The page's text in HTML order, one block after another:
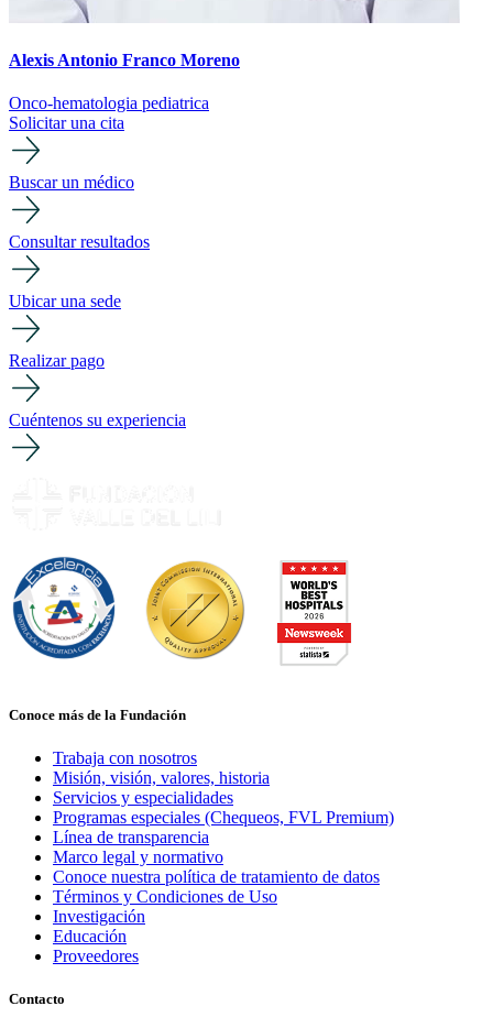
Alexis Antonio Franco Moreno
Onco-hematologia pediatrica
Solicitar una cita
Buscar un médico
Consultar resultados
Ubicar una sede
Realizar pago
Cuéntenos su experiencia
Conoce más de la Fundación
Trabaja con nosotros
Misión, visión, valores, historia
Servicios y especialidades
Programas especiales (Chequeos, FVL Premium)
Línea de transparencia
Marco legal y normativo
Conoce nuestra política de tratamiento de datos
Términos y Condiciones de Uso
Investigación
Educación
Proveedores
Contacto